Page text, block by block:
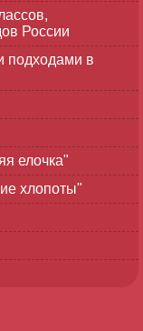
России
в
елочка"
хлопоты"